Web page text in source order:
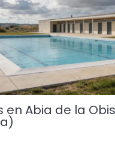
en Abia de la